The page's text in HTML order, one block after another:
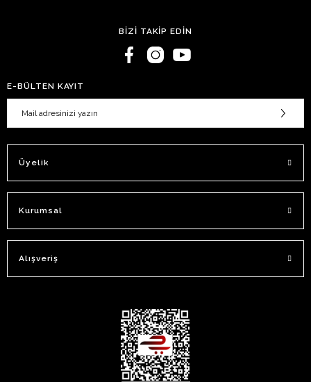
BİZİ TAKİP EDİN
E-BÜLTEN KAYIT
Üyelik
Kurumsal
Alışveriş